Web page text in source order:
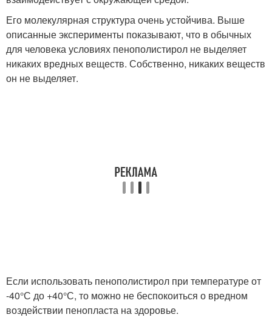
Его молекулярная структура очень устойчива. Выше
описанные эксперименты показывают, что в обычных
для человека условиях пенополистирол не выделяет
никаких вредных веществ. Собственно, никаких веществ
он не выделяет.
Если использовать пенополистирол при температуре от
-40°С до +40°С, то можно не беспокоиться о вредном
воздействии пенопласта на здоровье.